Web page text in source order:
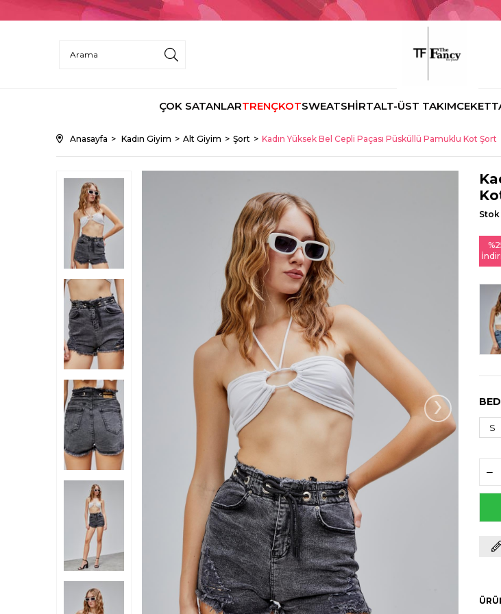
ÇOK SATANLARTRENÇKOTSWEATSHİRTALT-ÜST TAKIMCEKET
Anasayfa Kadın Giyim Alt Giyim Şort Kadın Yüksek Bel Cepli Paçası Püsküllü Pamuklu Kot Şort
›
%